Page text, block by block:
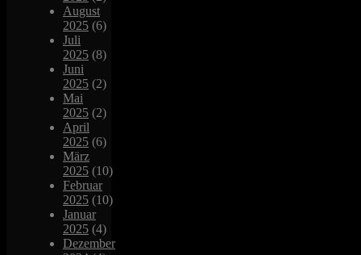
August
2025 (6)
Juli
2025 (8)
Juni
2025 (2)
Mai
2025 (2)
April
2025 (6)
März
2025 (10)
Februar
2025 (10)
Januar
2025 (4)
Dezember